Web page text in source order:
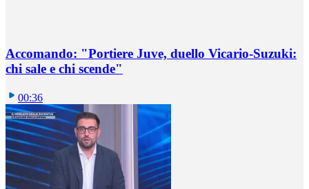
Accomando: "Portiere Juve, duello Vicario-Suzuki:
chi sale e chi scende"
00:36